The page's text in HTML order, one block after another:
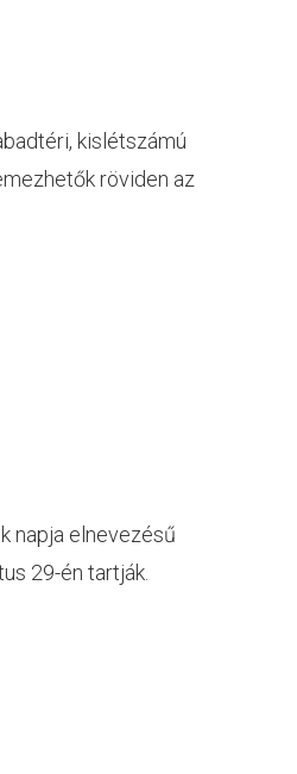
kislétszámú
röviden az
napja elnevezésű
29-én tartják.